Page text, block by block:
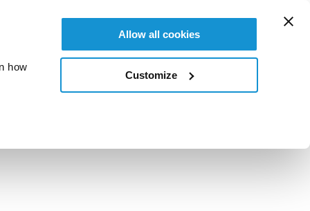
how
Allow all cookies
Customize